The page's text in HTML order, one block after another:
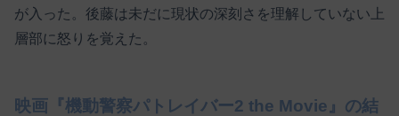
が入った。後藤は未だに現状の深刻さを理解していない上
層部に怒りを覚えた。
映画『機動警察パトレイバー2 the Movie』の結